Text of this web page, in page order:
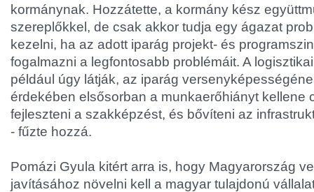
kormánynak. Hozzátette, a kormány kész
szereplőkkel, de csak akkor tudja egy ágazat
kezelni, ha az adott iparág projekt- és
fogalmazni a legfontosabb problémáit. A
például úgy látják, az iparág
érdekében elsősorban a munkaerőhiányt kellene
fejleszteni a szakképzést, és bővíteni az
- fűzte hozzá.
Pomázi Gyula kitért arra is, hogy Magyarország
javításához növelni kell a magyar tulajdonú